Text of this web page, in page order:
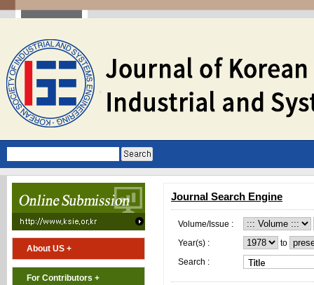
About US +
For Contributors +
Journal Search Engine
Volume/Issue :
Year(s) :
to
Search :